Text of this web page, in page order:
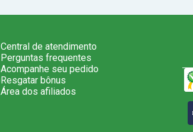
Central de atendimento
Perguntas frequentes
Acompanhe seu pedido
Resgatar bônus
Área dos afiliados